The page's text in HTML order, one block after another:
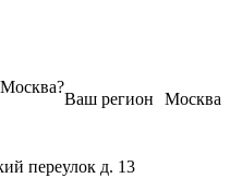
Москва
Ваш регион
Москва?
переулок д. 13